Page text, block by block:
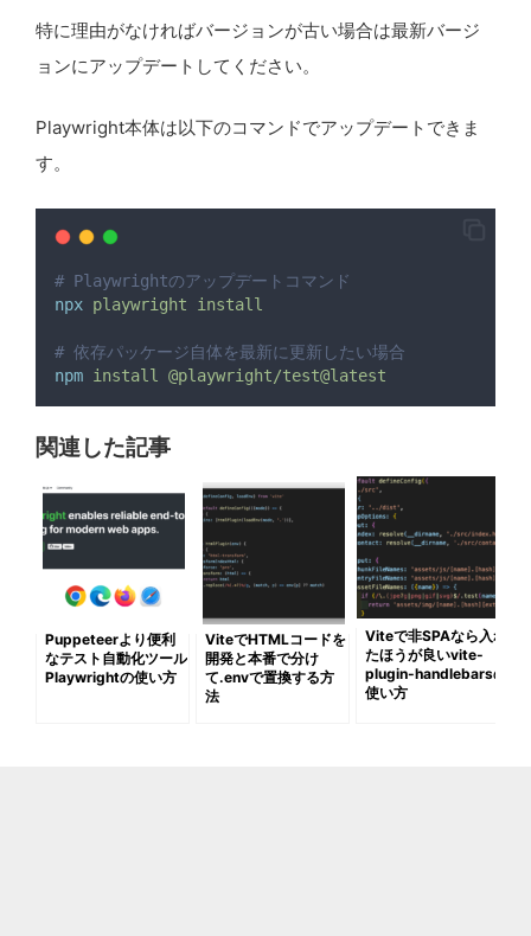
特に理由がなければバージョンが古い場合は最新バージ
ョンにアップデートしてください。
Playwright本体は以下のコマンドでアップデートできま
す。
# Playwrightのアップデートコマンド
npx playwright install
# 依存パッケージ自体を最新に更新したい場合
npm install @playwright/test@latest
関連した記事
Puppeteerより便利
なテスト自動化ツール
Playwrightの使い方
ViteでHTMLコードを
開発と本番で分け
て.envで置換する方
法
Viteで非SPAなら入れ
たほうが良いvite-
plugin-handlebarsの
使い方